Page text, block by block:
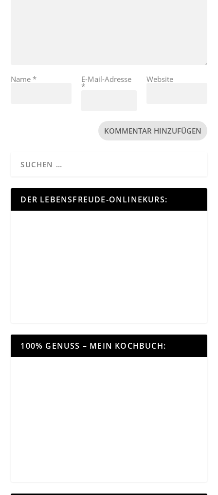
Name* E-Mail-Adresse
*
Website
DER LEBENSFREUDE-ONLINEKURS:
100% GENUSS – MEIN KOCHBUCH: